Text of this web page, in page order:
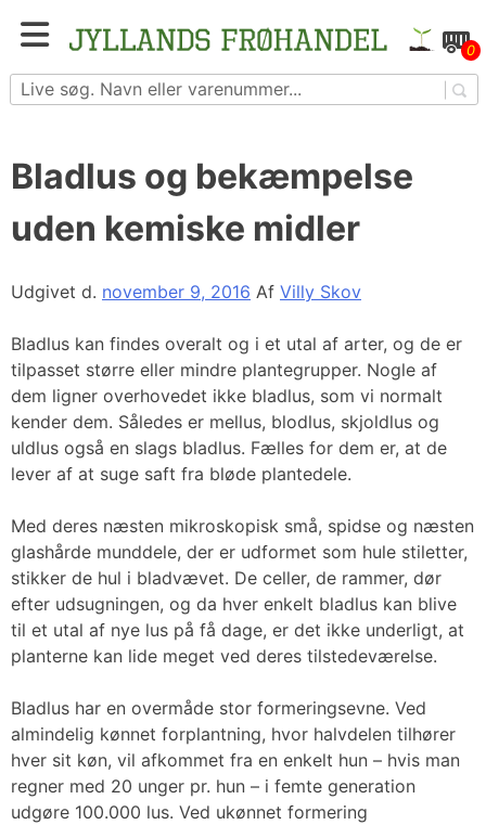
Blomster- og grøntsagsfrø fra hele Europa – få
adgang til 1.229 spændende sorter
0
Bladlus og bekæmpelse
uden kemiske midler
Udgivet d. november 9, 2016 Af Villy Skov
Bladlus kan findes overalt og i et utal af arter, og de er
tilpasset større eller mindre plantegrupper. Nogle af
dem ligner overhovedet ikke bladlus, som vi normalt
kender dem. Således er mellus, blodlus, skjoldlus og
uldlus også en slags bladlus. Fælles for dem er, at de
lever af at suge saft fra bløde plantedele.
Med deres næsten mikroskopisk små, spidse og næsten
glashårde munddele, der er udformet som hule stiletter,
stikker de hul i bladvævet. De celler, de rammer, dør
efter udsugningen, og da hver enkelt bladlus kan blive
til et utal af nye lus på få dage, er det ikke underligt, at
planterne kan lide meget ved deres tilstedeværelse.
Bladlus har en overmåde stor formeringsevne. Ved
almindelig kønnet forplantning, hvor halvdelen tilhører
hver sit køn, vil afkommet fra en enkelt hun – hvis man
regner med 20 unger pr. hun – i femte generation
udgøre 100.000 lus. Ved ukønnet formering